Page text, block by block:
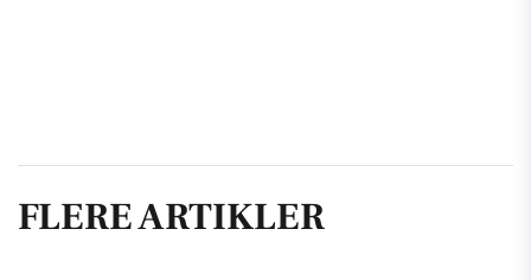
FLERE ARTIKLER